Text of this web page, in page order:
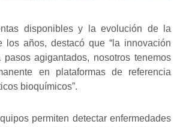
disponibles y la evolución de la
los años, destacó que “la innovación
agigantados, nosotros tenemos
en plataformas de referencia
bioquímicos”.
permiten detectar enfermedades